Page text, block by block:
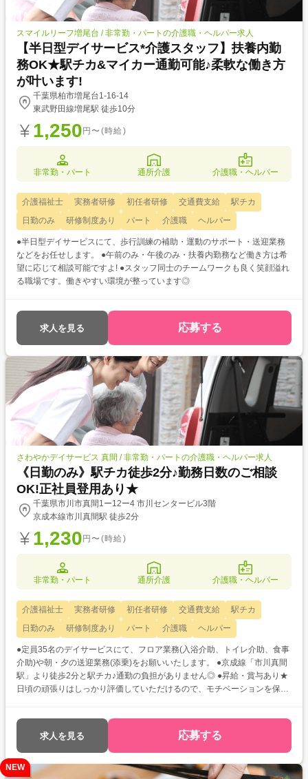
スマイルリーフ増尾台 / 非常勤・パートの介護職・ヘルパー求人
【半日型デイサービス*介護スタッフ】扶養内勤
務OK★駅チカ&マイカー通勤可能♪柔軟な働き方
が叶います!
千葉県柏市増尾台1-16-14
東武野田線増尾駅 徒歩10分
1,250 円〜(時給)
非常勤・パート 通所介護 介護職・ヘルパー
介護福祉士 実務者研修 初任者研修 交通費支給
駅チカ
日勤のみ
研修制度あり パート 介護職 ヘルパー
●半日型デイサービスにて、歩行訓練の補助・運動のサポート・送迎業務
などをお任せします。 ●午前のみ・午後のみ・扶養内勤務など働き方は希
望に応じて相談可能ですよ! ●スタッフ同士のチームワークも良く笑顔溢れ
る職場です。働きやすい環境が整っています◎
求人を見る 応募する
さわやかデイサービス 真間 / 非常勤・パートの介護職・ヘルパー求人
《日勤のみ》駅チカ徒歩2分♪勤務日数のご相談
OK!正社員登用あり★
千葉県市川市真間1ー12ー4 市川センタービル3階
京成本線市川真間駅 徒歩2分
1,230 円〜(時給)
非常勤・パート 通所介護 介護職・ヘルパー
介護福祉士 実務者研修 初任者研修 交通費支給
駅チカ
日勤のみ
研修制度あり パート 介護職 ヘルパー
●定員35名のデイサービスにて、フロア業務(入浴介助、トイレ介助、食事
介助)や朝・夕の送迎業務(添乗)をお願いいたします。 ●京成線「市川真間
駅」より徒歩2分と駅チカ♪通勤の負担がありません◎ ●昇給・賞与あり★
日頃の頑張りはしっかり評価していただけるので、モチベーションを保ち
求人を見る 応募する
NEW